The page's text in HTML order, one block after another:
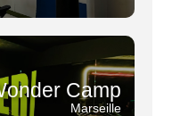
Camp
Marseille